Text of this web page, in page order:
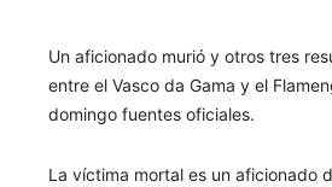
Un aficionado murió y otros tres
entre el Vasco da Gama y el
domingo fuentes oficiales.
La víctima mortal es un aficionado